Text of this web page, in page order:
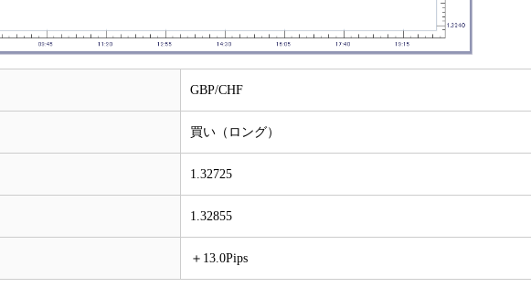
GBP/CHF
買い（ロング）
1.32725
1.32855
＋13.0Pips